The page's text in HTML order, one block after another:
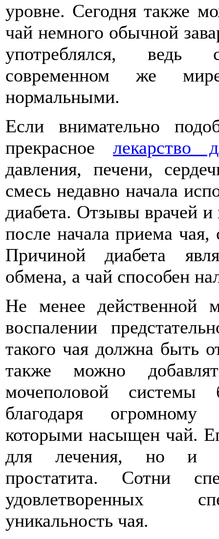
уровне. Сегодня также
чай немного обычной
употреблялся, ведь
современном же
нормальными.
Если внимательно
прекрасное лекарство
давления, печени,
смесь недавно начала
диабета. Отзывы врачей и
после начала приема чая,
Причиной диабета
обмена, а чай способен
Не менее действенной
воспалении
такого чая должна быть
также можно
мочеполовой системы
благодаря огромному
которыми насыщен чай.
для лечения, но и
простатита. Сотни
удовлетворенных
уникальность чая.